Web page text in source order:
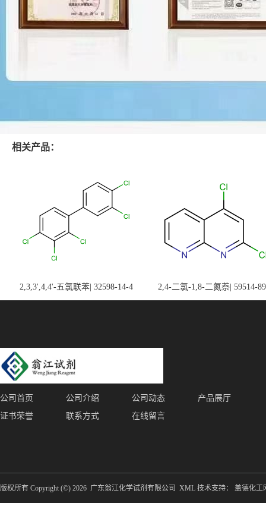
相关产品：
2,3,3',4,4'-五氯联苯| 32598-14-4 2,4-二氯-1,8-二氮萘| 59514-
公司首页 公司介绍 公司动态
产品展厅
证书荣誉
联系方式 在线留言
版权所有 Copyright (©) 2026 广东翁江化学试剂有限公司 XML 技术支持： 盖德化工